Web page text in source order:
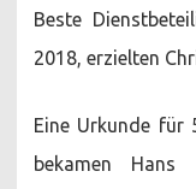
Beste
2018, erzielten
Eine Urkunde für
bekamen Hans